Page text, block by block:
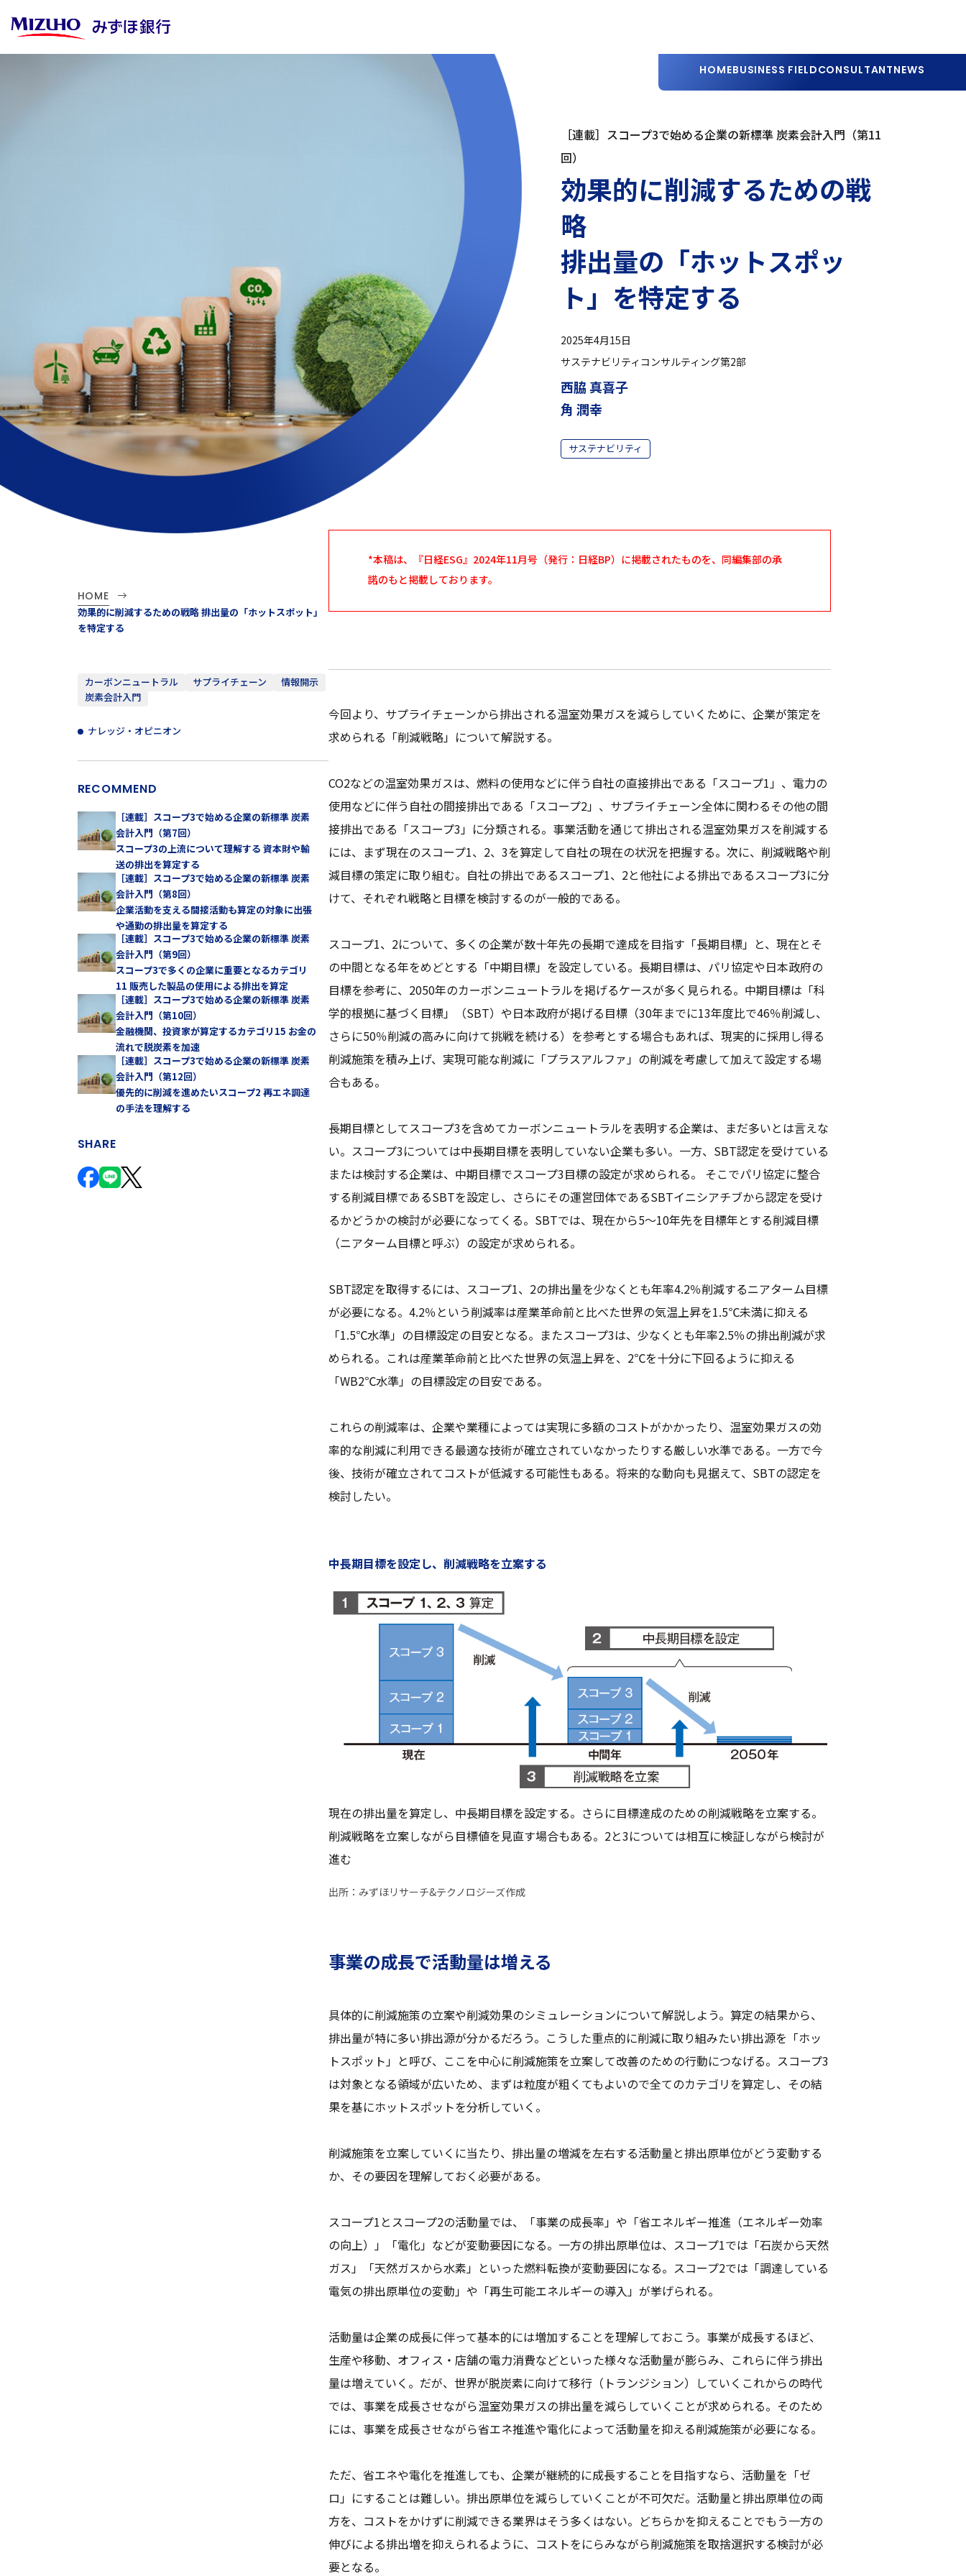
HOMEBUSINESS FIELDCONSULTANTNEWS
［連載］スコープ3で始める企業の新標準 炭素会計入門（第11
回）
効果的に削減するための戦
略
排出量の「ホットスポッ
ト」を特定する
2025年4月15日
サステナビリティコンサルティング第2部
西脇 真喜子
角 潤幸
サステナビリティ
HOME
効果的に削減するための戦略 排出量の「ホットスポット」
を特定する
カーボンニュートラル サプライチェーン
情報開示
炭素会計入門
ナレッジ・オピニオン
RECOMMEND
［連載］スコープ3で始める企業の新標準 炭素
会計入門（第7回）
スコープ3の上流について理解する 資本財や輸
送の排出を算定する
［連載］スコープ3で始める企業の新標準 炭素
会計入門（第8回）
企業活動を支える間接活動も算定の対象に出張
や通勤の排出量を算定する
［連載］スコープ3で始める企業の新標準 炭素
会計入門（第9回）
スコープ3で多くの企業に重要となるカテゴリ
11 販売した製品の使用による排出を算定
［連載］スコープ3で始める企業の新標準 炭素
会計入門（第10回）
金融機関、投資家が算定するカテゴリ15 お金の
流れで脱炭素を加速
［連載］スコープ3で始める企業の新標準 炭素
会計入門（第12回）
優先的に削減を進めたいスコープ2 再エネ調達
の手法を理解する
SHARE
*本稿は、『日経ESG』2024年11月号（発行：日経BP）に掲載されたものを、同編集部の承
諾のもと掲載しております。
今回より、サプライチェーンから排出される温室効果ガスを減らしていくために、企業が策定を
求められる「削減戦略」について解説する。
CO2などの温室効果ガスは、燃料の使用などに伴う自社の直接排出である「スコープ1」、電力の
使用などに伴う自社の間接排出である「スコープ2」、サプライチェーン全体に関わるその他の間
接排出である「スコープ3」に分類される。事業活動を通じて排出される温室効果ガスを削減する
には、まず現在のスコープ1、2、3を算定して自社の現在の状況を把握する。次に、削減戦略や削
減目標の策定に取り組む。自社の排出であるスコープ1、2と他社による排出であるスコープ3に分
けて、それぞれ戦略と目標を検討するのが一般的である。
スコープ1、2について、多くの企業が数十年先の長期で達成を目指す「長期目標」と、現在とそ
の中間となる年をめどとする「中期目標」を設定している。長期目標は、パリ協定や日本政府の
目標を参考に、2050年のカーボンニュートラルを掲げるケースが多く見られる。中期目標は「科
学的根拠に基づく目標」（SBT）や日本政府が掲げる目標（30年までに13年度比で46％削減し、
さらに50％削減の高みに向けて挑戦を続ける）を参考とする場合もあれば、現実的に採用し得る
削減施策を積み上げ、実現可能な削減に「プラスアルファ」の削減を考慮して加えて設定する場
合もある。
長期目標としてスコープ3を含めてカーボンニュートラルを表明する企業は、まだ多いとは言えな
い。スコープ3については中長期目標を表明していない企業も多い。一方、SBT認定を受けている
または検討する企業は、中期目標でスコープ3目標の設定が求められる。 そこでパリ協定に整合
する削減目標であるSBTを設定し、さらにその運営団体であるSBTイニシアチブから認定を受け
るかどうかの検討が必要になってくる。SBTでは、現在から5〜10年先を目標年とする削減目標
（ニアターム目標と呼ぶ）の設定が求められる。
SBT認定を取得するには、スコープ1、2の排出量を少なくとも年率4.2％削減するニアターム目標
が必要になる。4.2％という削減率は産業革命前と比べた世界の気温上昇を1.5℃未満に抑える
「1.5℃水準」の目標設定の目安となる。またスコープ3は、少なくとも年率2.5％の排出削減が求
められる。これは産業革命前と比べた世界の気温上昇を、2℃を十分に下回るように抑える
「WB2℃水準」の目標設定の目安である。
これらの削減率は、企業や業種によっては実現に多額のコストがかかったり、温室効果ガスの効
率的な削減に利用できる最適な技術が確立されていなかったりする厳しい水準である。一方で今
後、技術が確立されてコストが低減する可能性もある。将来的な動向も見据えて、SBTの認定を
検討したい。
中長期目標を設定し、削減戦略を立案する
現在の排出量を算定し、中長期目標を設定する。さらに目標達成のための削減戦略を立案する。
削減戦略を立案しながら目標値を見直す場合もある。2と3については相互に検証しながら検討が
進む
出所：みずほリサーチ&テクノロジーズ作成
事業の成長で活動量は増える
具体的に削減施策の立案や削減効果のシミュレーションについて解説しよう。算定の結果から、
排出量が特に多い排出源が分かるだろう。こうした重点的に削減に取り組みたい排出源を「ホッ
トスポット」と呼び、ここを中心に削減施策を立案して改善のための行動につなげる。スコープ3
は対象となる領域が広いため、まずは粒度が粗くてもよいので全てのカテゴリを算定し、その結
果を基にホットスポットを分析していく。
削減施策を立案していくに当たり、排出量の増減を左右する活動量と排出原単位がどう変動する
か、その要因を理解しておく必要がある。
スコープ1とスコープ2の活動量では、「事業の成長率」や「省エネルギー推進（エネルギー効率
の向上）」「電化」などが変動要因になる。一方の排出原単位は、スコープ1では「石炭から天然
ガス」「天然ガスから水素」といった燃料転換が変動要因になる。スコープ2では「調達している
電気の排出原単位の変動」や「再生可能エネルギーの導入」が挙げられる。
活動量は企業の成長に伴って基本的には増加することを理解しておこう。事業が成長するほど、
生産や移動、オフィス・店舗の電力消費などといった様々な活動量が膨らみ、これらに伴う排出
量は増えていく。だが、世界が脱炭素に向けて移行（トランジション）していくこれからの時代
では、事業を成長させながら温室効果ガスの排出量を減らしていくことが求められる。そのため
には、事業を成長させながら省エネ推進や電化によって活動量を抑える削減施策が必要になる。
ただ、省エネや電化を推進しても、企業が継続的に成長することを目指すなら、活動量を「ゼ
ロ」にすることは難しい。排出原単位を減らしていくことが不可欠だ。活動量と排出原単位の両
方を、コストをかけずに削減できる業界はそう多くはない。どちらかを抑えることでもう一方の
伸びによる排出増を抑えられるように、コストをにらみながら削減施策を取捨選択する検討が必
要となる。